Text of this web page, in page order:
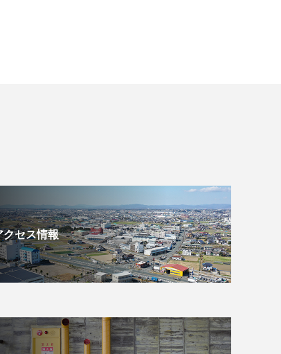
クセス情報